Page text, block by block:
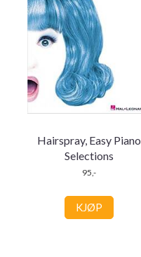
Hairspray, Easy Piano
Selections
95,-
KJØP